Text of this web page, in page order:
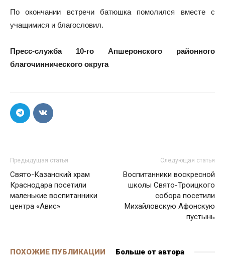
По окончании встречи батюшка помолился вместе с
учащимися и благословил.
Пресс-служба 10-го Апшеронского районного
благочиннического округа
Предыдущая статья
Свято-Казанский храм
Краснодара посетили
маленькие воспитанники
центра «Авис»
Следующая статья
Воспитанники воскресной
школы Свято-Троицкого
собора посетили
Михайловскую Афонскую
пустынь
ПОХОЖИЕ ПУБЛИКАЦИИ Больше от автора